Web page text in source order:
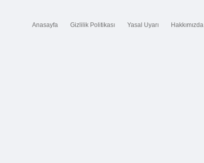
Anasayfa Gizlilik Politikası Yasal Uyarı Hakkımızda